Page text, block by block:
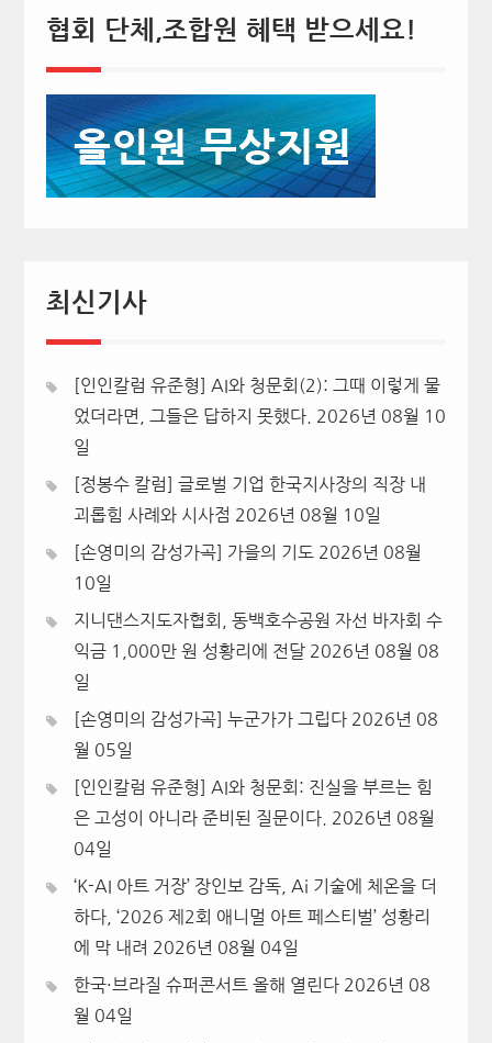
협회 단체,조합원 혜택 받으세요!
최신기사
[인인칼럼 유준형] AI와 청문회(2): 그때 이렇게 물
었더라면, 그들은 답하지 못했다.
2026년 08월 10
일
[정봉수 칼럼] 글로벌 기업 한국지사장의 직장 내
괴롭힘 사례와 시사점 2026년 08월 10일
[손영미의 감성가곡] 가을의 기도 2026년 08월
10일
지니댄스지도자협회, 동백호수공원 자선 바자회 수
익금 1,000만 원 성황리에 전달 2026년 08월 08
일
[손영미의 감성가곡] 누군가가 그립다 2026년 08
월 05일
[인인칼럼 유준형] AI와 청문회: 진실을 부르는 힘
은 고성이 아니라 준비된 질문이다.
2026년 08월
04일
‘K-AI 아트 거장’ 장인보 감독, Ai 기술에 체온을 더
하다, ‘2026 제2회 애니멀 아트 페스티벌’ 성황리
에 막 내려 2026년 08월 04일
한국·브라질 슈퍼콘서트 올해 열린다 2026년 08
월 04일